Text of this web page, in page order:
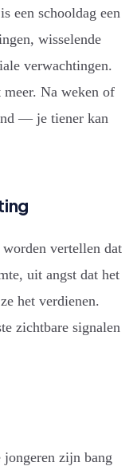
een schooldag een
wisselende
verwachtingen.
Na weken of
— je tiener kan
worden vertellen dat
uit angst dat het
het verdienen.
zichtbare signalen
jongeren zijn bang